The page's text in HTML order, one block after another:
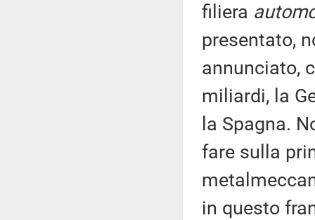
filiera
presentato,
annunciato,
miliardi, la
la Spagna.
fare sulla
in questo